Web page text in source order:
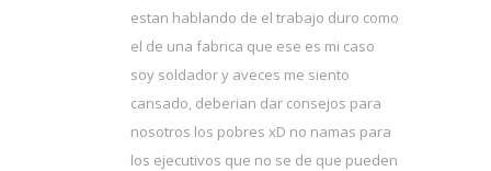
estan hablando de el trabajo duro como
el de una fabrica que ese es mi caso
soy soldador y aveces me siento
cansado, deberian dar consejos para
nosotros los pobres xD no namas para
los ejecutivos que no se de que pueden